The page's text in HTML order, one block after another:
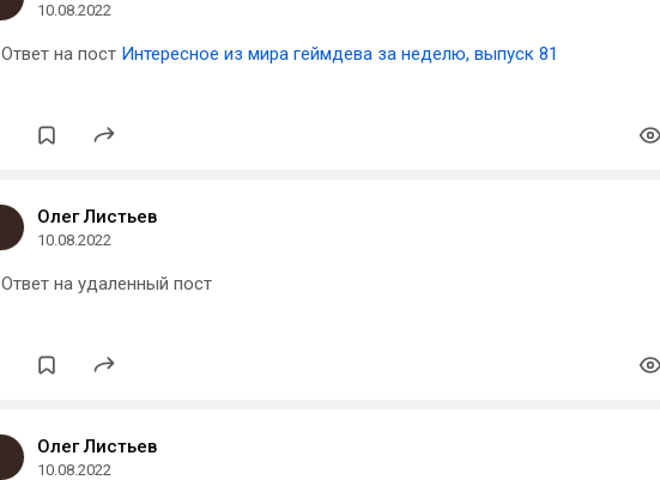
10.08.2022
Ответ на пост Интересное из мира геймдева за неделю, выпуск 81
Олег Листьев
10.08.2022
Ответ на удаленный пост
Олег Листьев
10.08.2022